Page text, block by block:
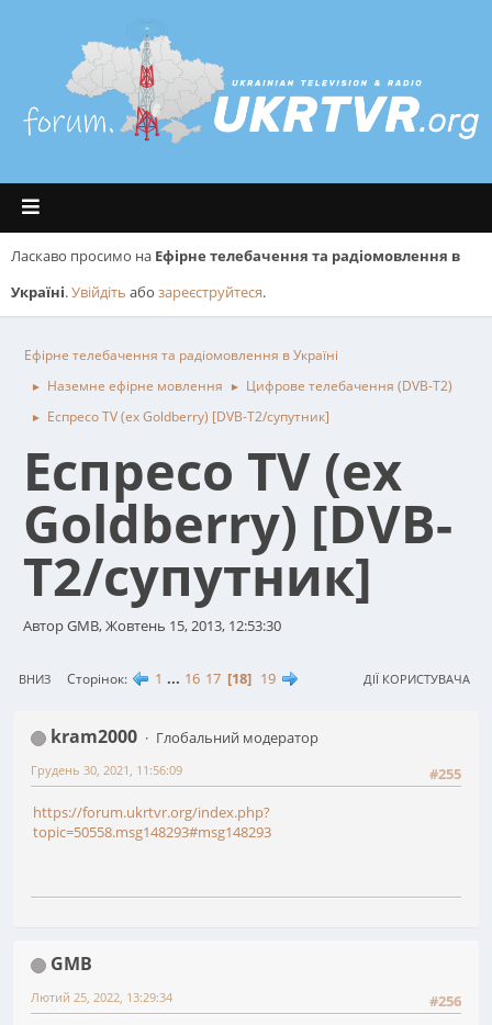
Ласкаво просимо на Ефірне телебачення та радіомовлення в
Україні.Увійдіть або зареєструйтеся.
Ефірне телебачення та радіомовлення в Україні
► Наземне ефірне мовлення ► Цифрове телебачення (DVB-T2)
► Еспресо TV (ex Goldberry) [DVB-T2/супутник]
Еспресо TV (ex
Goldberry) [DVB-
T2/супутник]
Автор GMB, Жовтень 15, 2013, 12:53:30
ВНИЗ Сторінок 1 ... 16 17 18 19 ДІЇ КОРИСТУВАЧА
kram2000
Глобальний модератор
#255
Грудень 30, 2021, 11:56:09
https://forum.ukrtvr.org/index.php?
topic=50558.msg148293#msg148293
GMB
#256
Лютий 25, 2022, 13:29:34